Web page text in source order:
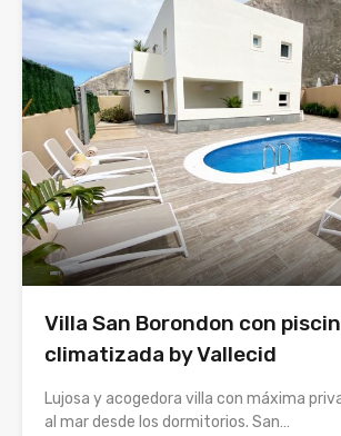
Villa San Borondon con
climatizada by Vallecid
Lujosa y acogedora villa con máxima
al mar desde los dormitorios. San…